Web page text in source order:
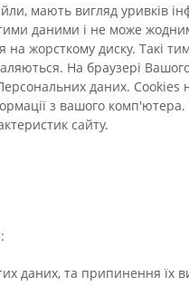
мають вигляд уривків
даними і не може
жорсткому диску. Такі
На браузері
даних. Сookies
з вашого
сайту.
даних, та припинення їх